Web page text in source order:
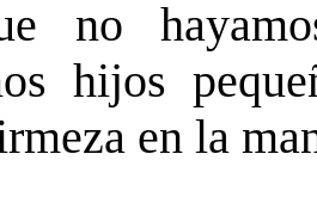
no
hijos
en la